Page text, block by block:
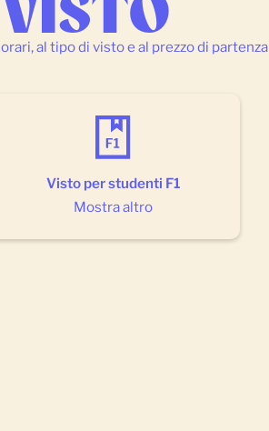
al tipo di visto e al prezzo di partenza
Visto per studenti F1
Mostra altro